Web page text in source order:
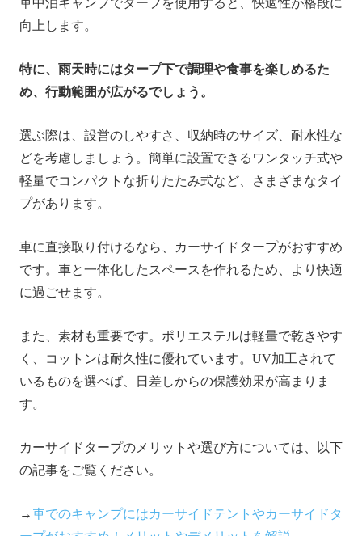
車中泊キャンプでタープを使用すると、快適性が格段に
向上します。
特に、雨天時にはタープ下で調理や食事を楽しめるた
め、行動範囲が広がるでしょう。
選ぶ際は、設営のしやすさ、収納時のサイズ、耐水性な
どを考慮しましょう。簡単に設置できるワンタッチ式や
軽量でコンパクトな折りたたみ式など、さまざまなタイ
プがあります。
車に直接取り付けるなら、カーサイドタープがおすすめ
です。車と一体化したスペースを作れるため、より快適
に過ごせます。
また、素材も重要です。ポリエステルは軽量で乾きやす
く、コットンは耐久性に優れています。UV加工されて
いるものを選べば、日差しからの保護効果が高まりま
す。
カーサイドタープのメリットや選び方については、以下
の記事をご覧ください。
→車でのキャンプにはカーサイドテントやカーサイドタ